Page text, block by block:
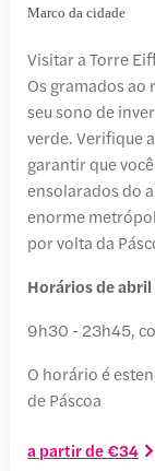
Marco da cidade
Visitar a Torre
Os gramados ao
seu sono de
verde. Verifique
garantir que
ensolarados do
enorme
por volta da
Horários de abril
9h30 - 23h45,
O horário é
de Páscoa
a partir de €34